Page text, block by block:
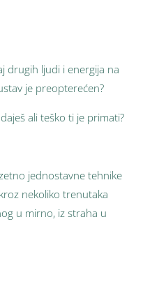
drugih ljudi i energija na
je preopterećen?
ali teško ti je primati?
jednostavne tehnike
nekoliko trenutaka
u mirno, iz straha u